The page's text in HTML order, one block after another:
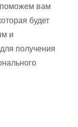
вам
будет
и
получения